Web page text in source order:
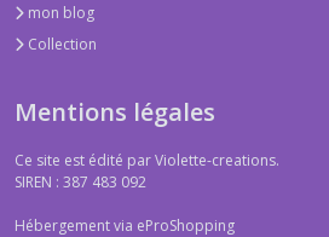
mon blog
Collection
Mentions légales
Ce site est édité par Violette-creations.
SIREN : 387 483 092
Hébergement via eProShopping